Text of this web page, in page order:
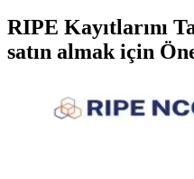
RIPE Kayıtlarını
satın almak için